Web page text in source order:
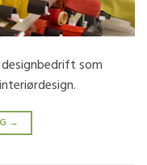
som
→